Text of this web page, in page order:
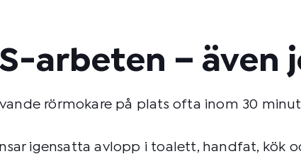
arbeten – även
rörmokare på plats ofta inom 30
igensatta avlopp i toalett, handfat, kök